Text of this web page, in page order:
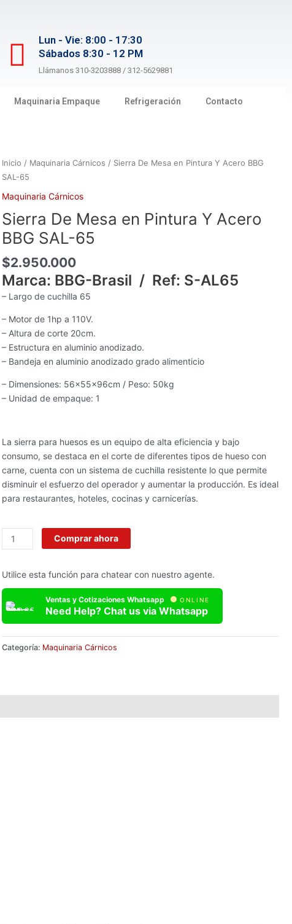
Lun - Vie: 8:00 - 17:30
Sábados 8:30 - 12 PM
Llámanos 310-3203888 / 312-5629881
Maquinaria Empaque Refrigeración Contacto
Inicio / Maquinaria Cárnicos / Sierra De Mesa en Pintura Y Acero BBG
SAL-65
Maquinaria Cárnicos
Sierra De Mesa en Pintura Y Acero
BBG SAL-65
$2.950.000
Marca: BBG-Brasil / Ref: S-AL65
– Largo de cuchilla 65
– Motor de 1hp a 110V.
– Altura de corte 20cm.
– Estructura en aluminio anodizado.
– Bandeja en aluminio anodizado grado alimenticio
– Dimensiones: 56x55x96cm / Peso: 50kg
– Unidad de empaque: 1
La sierra para huesos es un equipo de alta eficiencia y bajo
consumo, se destaca en el corte de diferentes tipos de hueso con
carne, cuenta con un sistema de cuchilla resistente lo que permite
disminuir el esfuerzo del operador y aumentar la producción. Es ideal
para restaurantes, hoteles, cocinas y carnicerías.
Sierra
De
Mesa
Pintura
Y
Acero
BBG
SAL-
cantidad
Comprar ahora
Utilice esta función para chatear con nuestro agente.
Ventas y Cotizaciones Whatsapp ONLINE
Need Help? Chat us via Whatsapp
Categoría: Maquinaria Cárnicos